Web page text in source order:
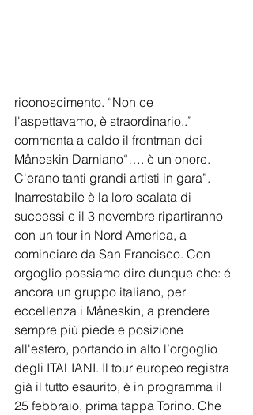
riconoscimento. “Non ce
l'aspettavamo, è straordinario..”
commenta a caldo il frontman dei
Måneskin Damiano“…. è un onore.
C'erano tanti grandi artisti in gara”.
Inarrestabile è la loro scalata di
successi e il 3 novembre ripartiranno
con un tour in Nord America, a
cominciare da San Francisco. Con
orgoglio possiamo dire dunque che: é
ancora un gruppo italiano, per
eccellenza i Måneskin, a prendere
sempre più piede e posizione
all'estero, portando in alto l’orgoglio
degli ITALIANI. Il tour europeo registra
già il tutto esaurito, è in programma il
25 febbraio, prima tappa Torino. Che